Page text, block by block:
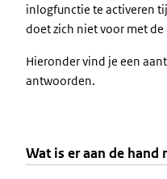
inlogfunctie te activeren
doet zich niet voor met
Hieronder vind je een
antwoorden.
Wat is er aan de